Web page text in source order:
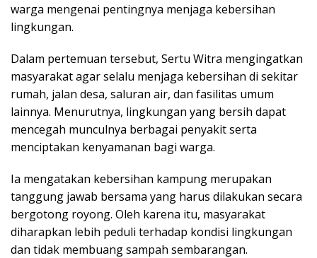
warga mengenai pentingnya menjaga kebersihan
lingkungan.
Dalam pertemuan tersebut, Sertu Witra mengingatkan
masyarakat agar selalu menjaga kebersihan di sekitar
rumah, jalan desa, saluran air, dan fasilitas umum
lainnya. Menurutnya, lingkungan yang bersih dapat
mencegah munculnya berbagai penyakit serta
menciptakan kenyamanan bagi warga.
Ia mengatakan kebersihan kampung merupakan
tanggung jawab bersama yang harus dilakukan secara
bergotong royong. Oleh karena itu, masyarakat
diharapkan lebih peduli terhadap kondisi lingkungan
dan tidak membuang sampah sembarangan.